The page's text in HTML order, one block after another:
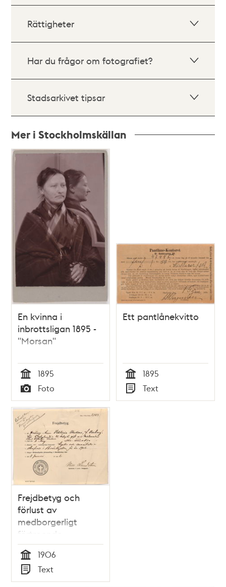
Rättigheter
Har du frågor om fotografiet?
Stadsarkivet tipsar
Mer i Stockholmskällan
Relaterade
En kvinna i
inbrottsligan 1895 -
"Morsan"
Tid
1895
Typ
Foto
Ett pantlånekvitto
Tid
1895
Typ
Text
Frejdbetyg och
förlust av
medborgerligt
förtroende
Tid
1906
Typ
Text